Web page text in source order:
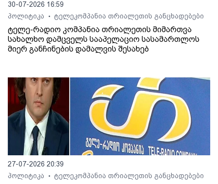
30-07-2026 16:59
პოლიტიკა
• ტელეკომპანია თრიალეთის განცხადებები
ტელე-რადიო კომპანია თრიალეთის მიმართვა
სახალხო დამცველს სააპელაციო სასამართლოს
მიერ განჩინების დამალვის შესახებ
27-07-2026 20:39
პოლიტიკა
• ტელეკომპანია თრიალეთის განცხადებები